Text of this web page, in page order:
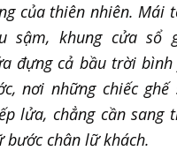
của thiên nhiên. Mái
sậm, khung cửa sổ
đựng cả bầu trời bình
nơi những chiếc ghế
lửa, chẳng cần sang
bước chân lữ khách.